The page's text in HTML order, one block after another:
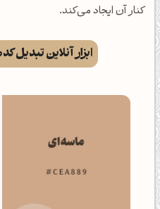
کنار آن ایجاد می‌کند.
ابزار آنلاین تبدیل